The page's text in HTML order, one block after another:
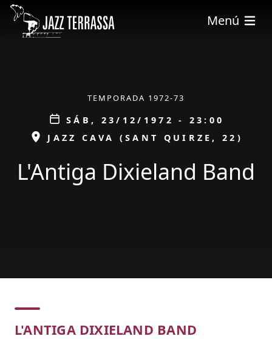
Pasar al contenido principal
Menú
TEMPORADA 1972-73
Data
SÁB, 23/12/1972 - 23:00
ESPAI
JAZZ CAVA (SANT QUIRZE, 22)
L'Antiga Dixieland Band
Concert
L'ANTIGA DIXIELAND BAND